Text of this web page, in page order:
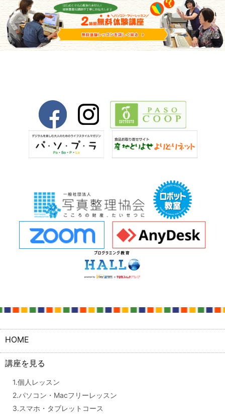
HOME
講座を見る
1.個人レッスン
2.パソコン・Macフリーレッスン
3.スマホ・タブレットコース